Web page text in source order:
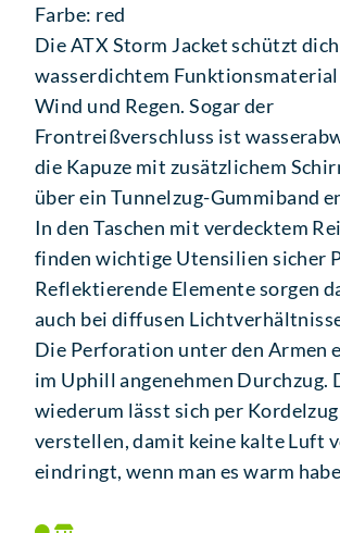
Farbe: red
Die ATX Storm Jacket schützt
wasserdichtem
Wind und Regen. Sogar der
Frontreißverschluss ist
die Kapuze mit zusätzlichem
über ein Tunnelzug-Gummiband
In den Taschen mit verdecktem
finden wichtige Utensilien sicher
Reflektierende Elemente sorgen
auch bei diffusen
Die Perforation unter den Armen
im Uphill angenehmen Durchzug.
wiederum lässt sich per
verstellen, damit keine kalte Luft
eindringt, wenn man es warm